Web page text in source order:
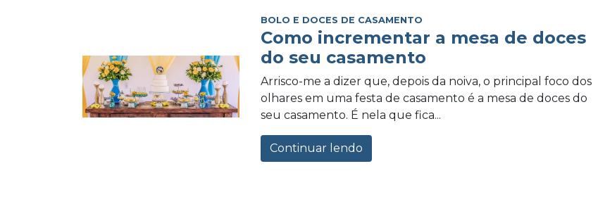
BOLO E DOCES DE CASAMENTO
Como incrementar a mesa de doces
do seu casamento
Arrisco-me a dizer que, depois da noiva, o principal foco dos
olhares em uma festa de casamento é a mesa de doces do
seu casamento. É nela que fica...
Continuar lendo